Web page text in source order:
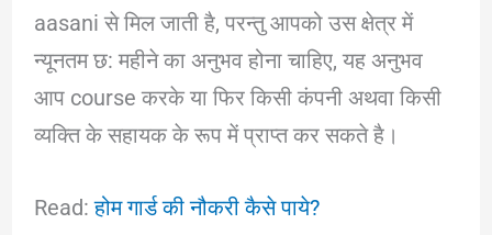
aasani से मिल जाती है, परन्तु आपको उस क्षेत्र में
न्यूनतम छ: महीने का अनुभव होना चाहिए, यह अनुभव
आप course करके या फिर किसी कंपनी अथवा किसी
व्यक्ति के सहायक के रूप में प्राप्त कर सकते है।
Read:होम गार्ड की नौकरी कैसे पाये?